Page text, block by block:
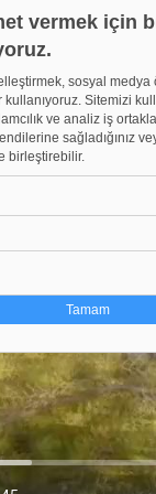
vermek için
sosyal
Sitemizi
ve analiz iş
sağladığınız
birleştirebilir.
Tamam
metin dosyalarıdır.
olan çerezleri
izin almamız
sayfalarımızda yer
şu alanlar için
kırılan